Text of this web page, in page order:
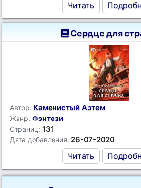
Читать
Сердце для
Автор: Каменистый Артем
Жанр: Фэнтези
Страниц: 131
Дата добавления: 26-07-2020
Читать